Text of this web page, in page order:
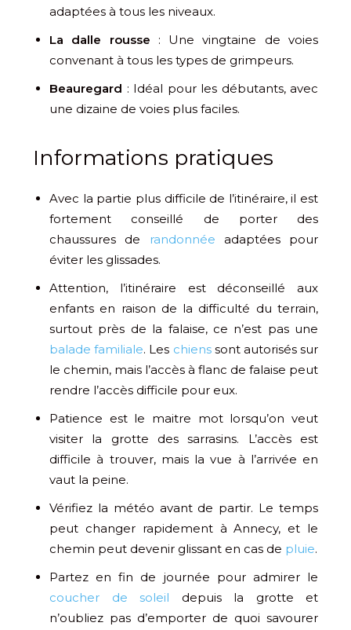
adaptées à tous les niveaux.
La dalle rousse : Une vingtaine de voies
convenant à tous les types de grimpeurs.
Beauregard : Idéal pour les débutants, avec
une dizaine de voies plus faciles.
Informations pratiques
Avec la partie plus difficile de l’itinéraire, il est
fortement conseillé de porter des
chaussures de
randonnée adaptées pour
éviter les glissades.
Attention, l’itinéraire est déconseillé aux
enfants en raison de la difficulté du terrain,
surtout près de la falaise, ce n’est pas une
balade familiale. Les chienssont autorisés sur
le chemin, mais l’accès à flanc de falaise peut
rendre l’accès difficile pour eux.
Patience est le maitre mot lorsqu’on veut
visiter la grotte des sarrasins. L’accès est
difficile à trouver, mais la vue à l’arrivée en
vaut la peine.
Vérifiez la météo avant de partir. Le temps
peut changer rapidement à Annecy, et le
chemin peut devenir glissant en cas de pluie.
Partez en fin de journée pour admirer le
coucher de soleil depuis la grotte et
n’oubliez pas d’emporter de quoi savourer